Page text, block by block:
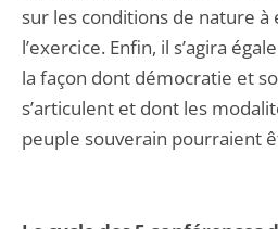
sur les conditions de nature
l’exercice. Enfin, il s’agira
la façon dont démocratie et
s’articulent et dont les
peuple souverain pourraient